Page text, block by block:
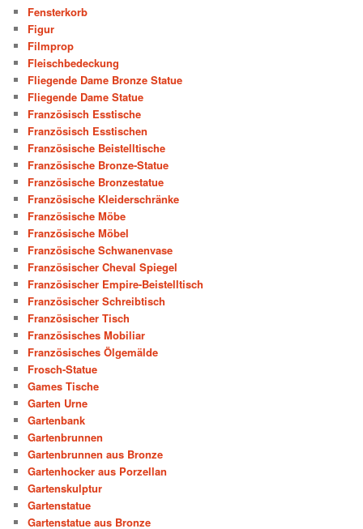
Fensterkorb
Figur
Filmprop
Fleischbedeckung
Fliegende Dame Bronze Statue
Fliegende Dame Statue
Französisch Esstische
Französisch Esstischen
Französische Beistelltische
Französische Bronze-Statue
Französische Bronzestatue
Französische Kleiderschränke
Französische Möbe
Französische Möbel
Französische Schwanenvase
Französischer Cheval Spiegel
Französischer Empire-Beistelltisch
Französischer Schreibtisch
Französischer Tisch
Französisches Mobiliar
Französisches Ölgemälde
Frosch-Statue
Games Tische
Garten Urne
Gartenbank
Gartenbrunnen
Gartenbrunnen aus Bronze
Gartenhocker aus Porzellan
Gartenskulptur
Gartenstatue
Gartenstatue aus Bronze